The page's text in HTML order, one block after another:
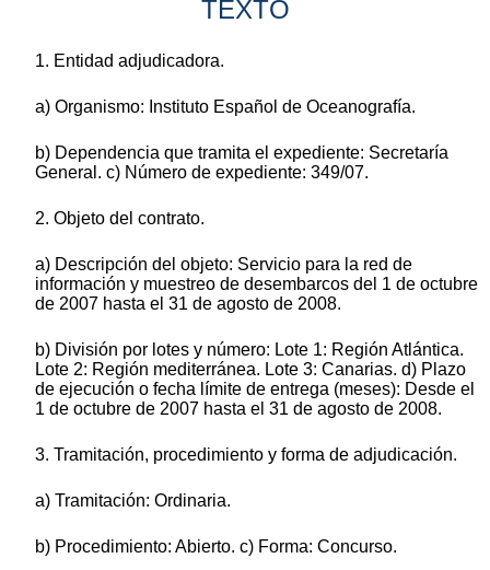
TEXTO
1. Entidad adjudicadora.
a) Organismo: Instituto Español de Oceanografía.
b) Dependencia que tramita el expediente: Secretaría
General. c) Número de expediente: 349/07.
2. Objeto del contrato.
a) Descripción del objeto: Servicio para la red de
información y muestreo de desembarcos del 1 de octubre
de 2007 hasta el 31 de agosto de 2008.
b) División por lotes y número: Lote 1: Región Atlántica.
Lote 2: Región mediterránea. Lote 3: Canarias. d) Plazo
de ejecución o fecha límite de entrega (meses): Desde el
1 de octubre de 2007 hasta el 31 de agosto de 2008.
3. Tramitación, procedimiento y forma de adjudicación.
a) Tramitación: Ordinaria.
b) Procedimiento: Abierto. c) Forma: Concurso.